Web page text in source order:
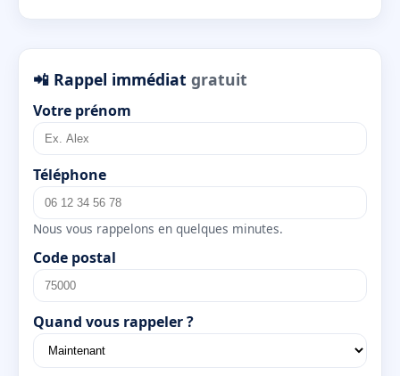
📲 Rappel immédiat gratuit
Votre prénom
Téléphone
Nous vous rappelons en quelques minutes.
Code postal
Quand vous rappeler ?